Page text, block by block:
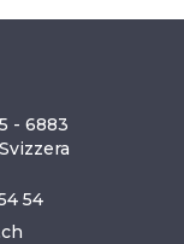
- 6883
54